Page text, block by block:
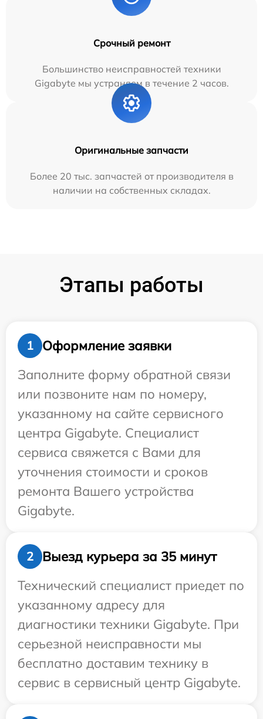
Срочный ремонт
Большинство неисправностей техники
Gigabyte мы устраняем в течение 2 часов.
Оригинальные запчасти
Более 20 тыс. запчастей от производителя в
наличии на собственных складах.
Этапы работы
1
Оформление заявки
Заполните форму обратной связи
или позвоните нам по номеру,
указанному на сайте сервисного
центра Gigabyte. Специалист
сервиса свяжется с Вами для
уточнения стоимости и сроков
ремонта Вашего устройства
Gigabyte.
2
Выезд курьера за 35 минут
Технический специалист приедет по
указанному адресу для
диагностики техники Gigabyte. При
серьезной неисправности мы
бесплатно доставим технику в
сервис в сервисный центр Gigabyte.